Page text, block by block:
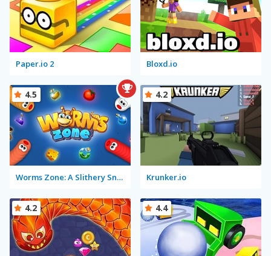
Paper.io 2 Bloxd.io
Worms Zone: A Slithery Snake
4.5
Krunker.io
4.2
4.2 4.4